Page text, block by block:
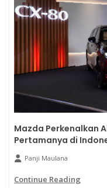
Mazda Perkenalkan
Pertamanya di
Panji Maulana
Continue Reading